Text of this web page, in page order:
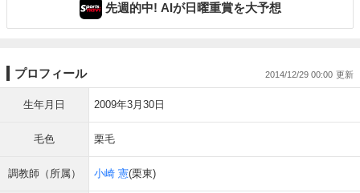
先週的中! AIが日曜重賞を大予想
プロフィール 2014/12/29 00:00
生年月日 2009年3月30日
毛色 栗毛
調教師（所属） 小崎 憲(栗東)